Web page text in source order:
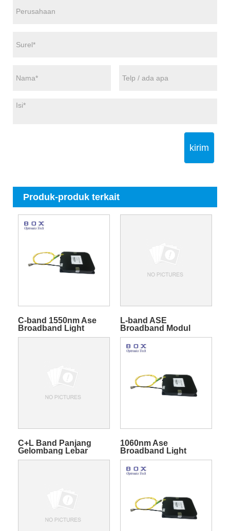
kirim
Produk-produk terkait
C-band 1550nm Ase
Broadband Light
Source untuk Solusi
L-band ASE
Broadband Modul
Sumber Cahaya Untuk
Sensor Optik
C+L Band Panjang
Gelombang Lebar
Modul Sumber Cahaya
1060nm Ase
Broadband Light
Source untuk Fabrikasi
FBG Grating